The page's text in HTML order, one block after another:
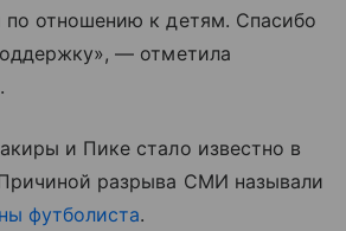
по отношению к детям. Спасибо
— отметила
и Пике стало известно в
разрыва СМИ называли
футболиста.